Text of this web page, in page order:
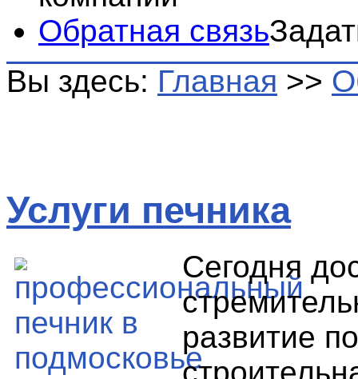
Обратная связь
Вы здесь: Главная >>
Услуги печника
Сегодня
развитие